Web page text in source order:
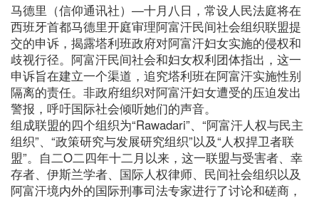
马德里（信仰通讯社）—十月八日，常设人民法庭将在
西班牙首都马德里开庭审理阿富汗民间社会组织联盟提
交的申诉，揭露塔利班政府对阿富汗妇女实施的侵权和
歧视行径。阿富汗民间社会和妇女权利团体指出，这一
申诉旨在建立一个渠道，追究塔利班在阿富汗实施性别
隔离的责任。非政府组织对阿富汗妇女遭受的压迫发出
警报，呼吁国际社会倾听她们的声音。
组成联盟的四个组织为“Rawadari”、“阿富汗人权与民主
组织”、“政策研究与发展研究组织”以及“人权捍卫者联
盟”。自二O二四年十二月以来，这一联盟与受害者、幸
存者、伊斯兰学者、国际人权律师、民间社会组织以及
阿富汗境内外的国际刑事司法专家进行了讨论和磋商，